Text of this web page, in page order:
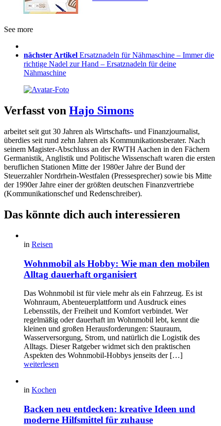
See more
nächster Artikel Ersatznadeln für Nähmaschine – Immer die
richtige Nadel zur Hand – Ersatznadeln für deine
Nähmaschine
Verfasst von Hajo Simons
arbeitet seit gut 30 Jahren als Wirtschafts- und Finanzjournalist,
überdies seit rund zehn Jahren als Kommunikationsberater. Nach
seinem Magister-Abschluss an der RWTH Aachen in den Fächern
Germanistik, Anglistik und Politische Wissenschaft waren die ersten
beruflichen Stationen Mitte der 1980er Jahre der Bund der
Steuerzahler Nordrhein-Westfalen (Pressesprecher) sowie bis Mitte
der 1990er Jahre einer der größten deutschen Finanzvertriebe
(Kommunikationschef und Redenschreiber).
Das könnte dich auch interessieren
in Reisen
Wohnmobil als Hobby: Wie man den mobilen
Alltag dauerhaft organisiert
Das Wohnmobil ist für viele mehr als ein Fahrzeug. Es ist
Wohnraum, Abenteuerplattform und Ausdruck eines
Lebensstils, der Freiheit und Komfort verbindet. Wer
regelmäßig oder dauerhaft im Wohnmobil lebt, kennt die
kleinen und großen Herausforderungen: Stauraum,
Wasserversorgung, Strom, und natürlich die Logistik des
Alltags. Dieser Ratgeber widmet sich den praktischen
Aspekten des Wohnmobil-Hobbys jenseits der […]
weiterlesen
in Kochen
Backen neu entdecken: kreative Ideen und
moderne Hilfsmittel für zuhause